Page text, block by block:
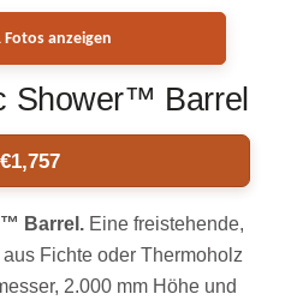
Fotos anzeigen
Shower™ Barrel
€1,757
Barrel. Eine freistehende,
Fichte oder Thermoholz
2.000 mm Höhe und